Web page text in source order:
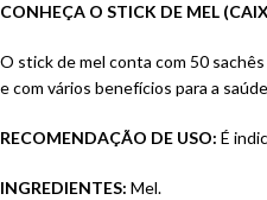
CONHEÇA O STICK DE MEL
O stick de mel conta com 50
e com vários benefícios para a
RECOMENDAÇÃO DE USO: É
INGREDIENTES: Mel.